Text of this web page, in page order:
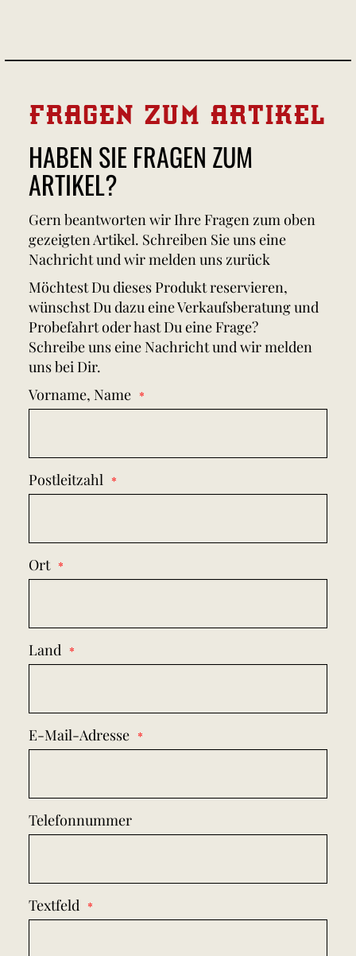
FRAGEN ZUM ARTIKEL
HABEN SIE FRAGEN ZUM
ARTIKEL?
Gern beantworten wir Ihre Fragen zum oben
gezeigten Artikel. Schreiben Sie uns eine
Nachricht und wir melden uns zurück
Möchtest Du dieses Produkt reservieren,
wünschst Du dazu eine Verkaufsberatung und
Probefahrt oder hast Du eine Frage?
Schreibe uns eine Nachricht und wir melden
uns bei Dir.
Vorname, Name
Postleitzahl
Ort
Land
E-Mail-Adresse
Telefonnummer
Textfeld